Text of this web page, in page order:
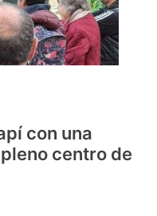
con una
centro de